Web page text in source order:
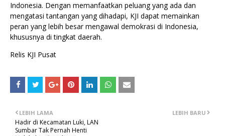
Indonesia. Dengan memanfaatkan peluang yang ada dan
mengatasi tantangan yang dihadapi, KJI dapat memainkan
peran yang lebih besar mengawal demokrasi di Indonesia,
khususnya di tingkat daerah.
Relis KJI Pusat
LEBIH BARU
LEBIH LAMA
Hadir di Kecamatan Luki, LAN
Sumbar Tak Pernah Henti